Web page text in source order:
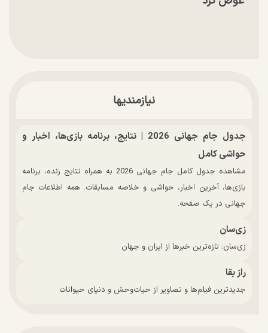
نیازمندیها
جدول جام جهانی 2026 | نتایج، برنامه بازی‌ها، اخبار و
حواشی کامل
مشاهده جدول کامل جام جهانی 2026 به همراه نتایج زنده، برنامه
بازی‌ها، آخرین اخبار، حواشی و خلاصه مسابقات. همه اطلاعات جام
جهانی در یک صفحه.
زی‌سان
زی‌سان: تازه‌ترین خبرها از ایران و جهان
راز بقا
جدیدترین فیلم‌ها و تصاویر از حیات‌وحش و دنیای حیوانات